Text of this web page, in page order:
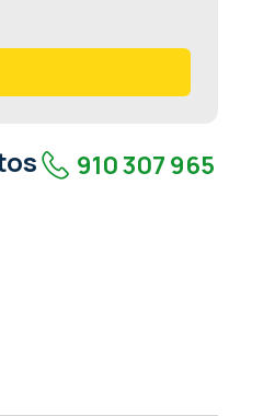
910 307 965